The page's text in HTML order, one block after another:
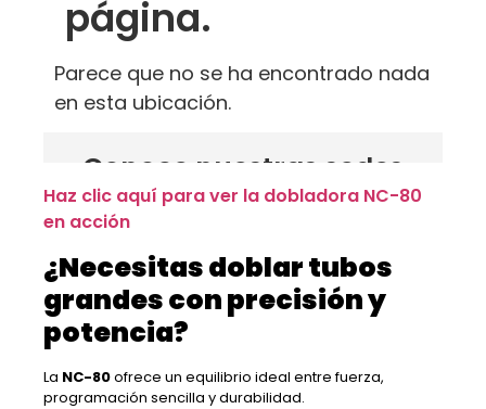
Haz clic aquí para ver la dobladora NC-80
en acción
¿Necesitas doblar tubos
grandes con precisión y
potencia?
La NC-80ofrece un equilibrio ideal entre fuerza,
programación sencilla y durabilidad.